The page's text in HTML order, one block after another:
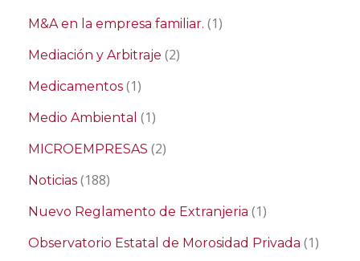
M&A en la empresa familiar. (1)
Mediación y Arbitraje (2)
Medicamentos (1)
Medio Ambiental (1)
MICROEMPRESAS (2)
Noticias (188)
Nuevo Reglamento de Extranjeria (1)
Observatorio Estatal de Morosidad Privada (1)